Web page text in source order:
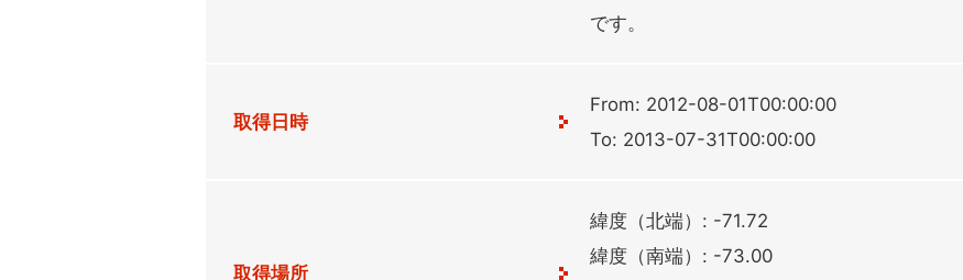
です。
取得日時
From: 2012-08-01T00:00:00
To: 2013-07-31T00:00:00
取得場所
緯度（北端）: -71.72
緯度（南端）: -73.00